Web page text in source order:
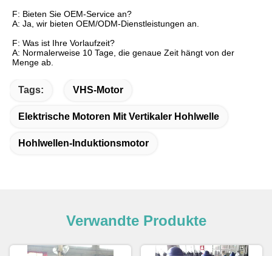
F: Bieten Sie OEM-Service an?
A: Ja, wir bieten OEM/ODM-Dienstleistungen an.
F: Was ist Ihre Vorlaufzeit?
A: Normalerweise 10 Tage, die genaue Zeit hängt von der
Menge ab.
Tags: VHS-Motor
Elektrische Motoren Mit Vertikaler Hohlwelle
Hohlwellen-Induktionsmotor
Verwandte Produkte